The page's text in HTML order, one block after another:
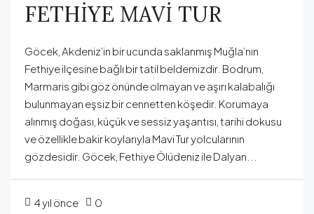
FETHİYE MAVİ TUR
Göcek, Akdeniz’in bir ucunda saklanmış Muğla’nın
Fethiye ilçesine bağlı bir tatil beldemizdir. Bodrum,
Marmaris gibi göz önünde olmayan ve aşırı kalabalığı
bulunmayan eşsiz bir cennetten köşedir. Korumaya
alınmış doğası, küçük ve sessiz yaşantısı, tarihi dokusu
ve özellikle bakir koylarıyla Mavi Tur yolcularının
gözdesidir. Göcek, Fethiye Ölüdeniz ile Dalyan...
4 yıl önce 0